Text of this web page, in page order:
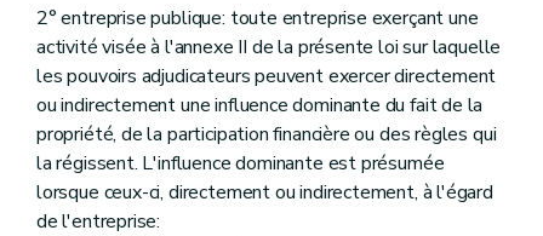
2° entreprise publique: toute entreprise exerçant une
activité visée à l'annexe II de la présente loi sur laquelle
les pouvoirs adjudicateurs peuvent exercer directement
ou indirectement une influence dominante du fait de la
propriété, de la participation financière ou des règles qui
la régissent. L'influence dominante est présumée
lorsque ceux-ci, directement ou indirectement, à l'égard
de l'entreprise: